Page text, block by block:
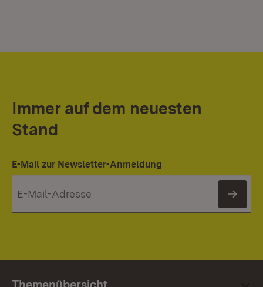
Immer auf dem neuesten
Stand
E-Mail zur Newsletter-Anmeldung